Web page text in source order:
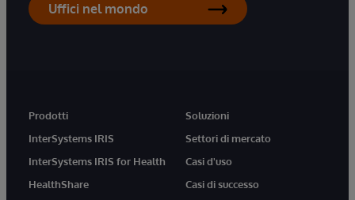
Uffici nel mondo
Prodotti
InterSystems IRIS
InterSystems IRIS for Health
HealthShare
Soluzioni
Settori di mercato
Casi d'uso
Casi di successo